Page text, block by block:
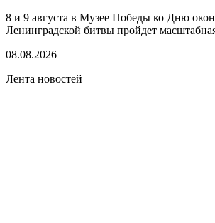
8 и 9 августа в Музее Победы ко Дню
Ленинградской битвы пройдет
08.08.2026
Лента новостей